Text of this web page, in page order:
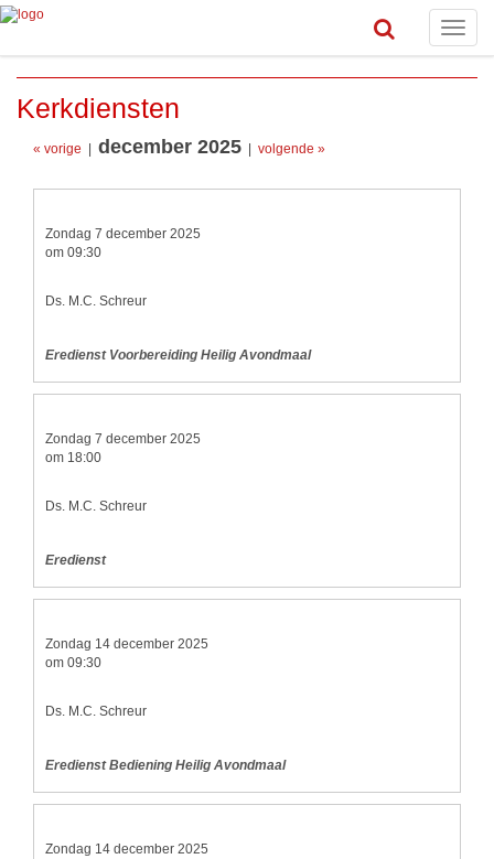
Toggle
Kerkdiensten
« vorige december 2025 volgende »
Zondag 7 december 2025
om 09:30
Ds. M.C. Schreur
Eredienst Voorbereiding Heilig Avondmaal
Zondag 7 december 2025
om 18:00
Ds. M.C. Schreur
Eredienst
Zondag 14 december 2025
om 09:30
Ds. M.C. Schreur
Eredienst Bediening Heilig Avondmaal
Zondag 14 december 2025